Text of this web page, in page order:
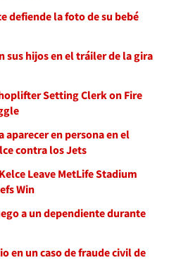
defiende la foto de su bebé
sus hijos en el tráiler de la gira
Setting Clerk on Fire
aparecer en persona en el
contra los Jets
Leave MetLife Stadium
Win
a un dependiente durante
en un caso de fraude civil de